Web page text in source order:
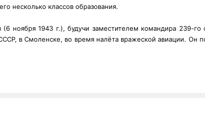
несколько классов образования.
ноября 1943 г.), будучи заместителем командира 239-го
в Смоленске, во время налёта вражеской авиации. Он